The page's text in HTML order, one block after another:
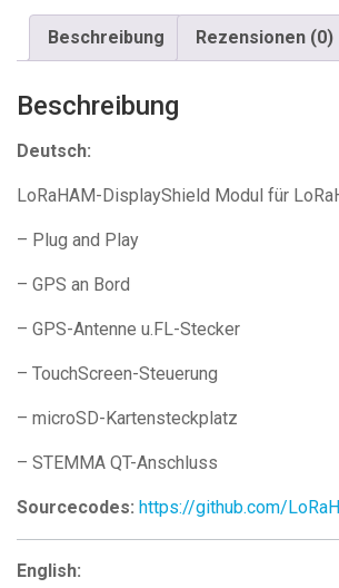
Beschreibung Rezensionen (0)
Beschreibung
Deutsch:
LoRaHAM-DisplayShield Modul für
– Plug and Play
– GPS an Bord
– GPS-Antenne u.FL-Stecker
– TouchScreen-Steuerung
– microSD-Kartensteckplatz
– STEMMA QT-Anschluss
Sourcecodes: https://github.com/
English: